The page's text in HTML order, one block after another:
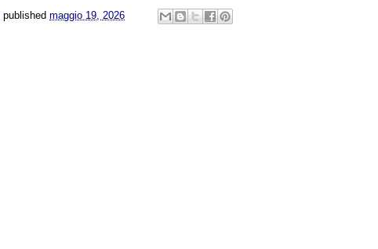
published maggio 19, 2026